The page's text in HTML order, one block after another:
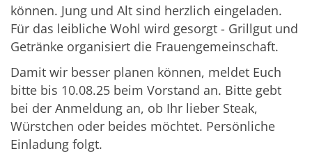
können. Jung und Alt sind herzlich eingeladen.
Für das leibliche Wohl wird gesorgt - Grillgut und
Getränke organisiert die Frauengemeinschaft.
Damit wir besser planen können, meldet Euch
bitte bis 10.08.25 beim Vorstand an. Bitte gebt
bei der Anmeldung an, ob Ihr lieber Steak,
Würstchen oder beides möchtet. Persönliche
Einladung folgt.